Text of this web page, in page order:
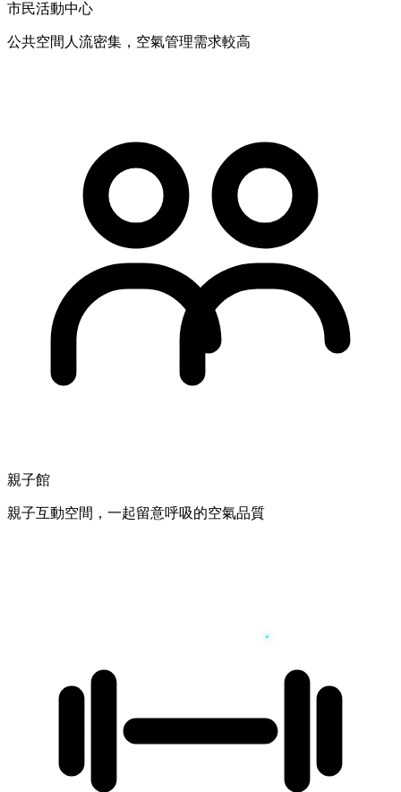
市民活動中心
公共空間人流密集，空氣管理需求較高
親子館
親子互動空間，一起留意呼吸的空氣品質